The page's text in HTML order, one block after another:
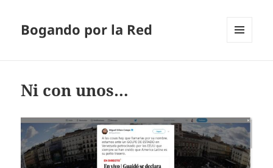
Bogando por la Red
Ni con unos…